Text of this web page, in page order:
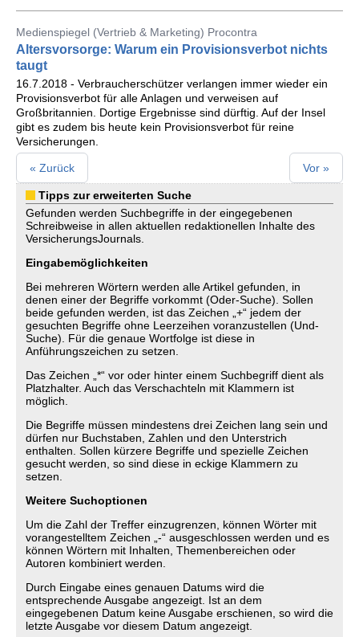
Medienspiegel (Vertrieb & Marketing) Procontra
Altersvorsorge: Warum ein Provisionsverbot nichts
taugt
16.7.2018 - Verbraucherschützer verlangen immer wieder ein
Provisionsverbot für alle Anlagen und verweisen auf
Großbritannien. Dortige Ergebnisse sind dürftig. Auf der Insel
gibt es zudem bis heute kein Provisionsverbot für reine
Versicherungen.
« Zurück Vor »
Tipps zur erweiterten Suche
Gefunden werden Suchbegriffe in der eingegebenen
Schreibweise in allen aktuellen redaktionellen Inhalte des
VersicherungsJournals.
Eingabemöglichkeiten
Bei mehreren Wörtern werden alle Artikel gefunden, in
denen einer der Begriffe vorkommt (Oder-Suche). Sollen
beide gefunden werden, ist das Zeichen „+“ jedem der
gesuchten Begriffe ohne Leerzeihen voranzustellen (Und-
Suche). Für die genaue Wortfolge ist diese in
Anführungszeichen zu setzen.
Das Zeichen „*“ vor oder hinter einem Suchbegriff dient als
Platzhalter. Auch das Verschachteln mit Klammern ist
möglich.
Die Begriffe müssen mindestens drei Zeichen lang sein und
dürfen nur Buchstaben, Zahlen und den Unterstrich
enthalten. Sollen kürzere Begriffe und spezielle Zeichen
gesucht werden, so sind diese in eckige Klammern zu
setzen.
Weitere Suchoptionen
Um die Zahl der Treffer einzugrenzen, können Wörter mit
vorangestelltem Zeichen „-“ ausgeschlossen werden und es
können Wörtern mit Inhalten, Themenbereichen oder
Autoren kombiniert werden.
Durch Eingabe eines genauen Datums wird die
entsprechende Ausgabe angezeigt. Ist an dem
eingegebenen Datum keine Ausgabe erschienen, so wird die
letzte Ausgabe vor diesem Datum angezeigt.